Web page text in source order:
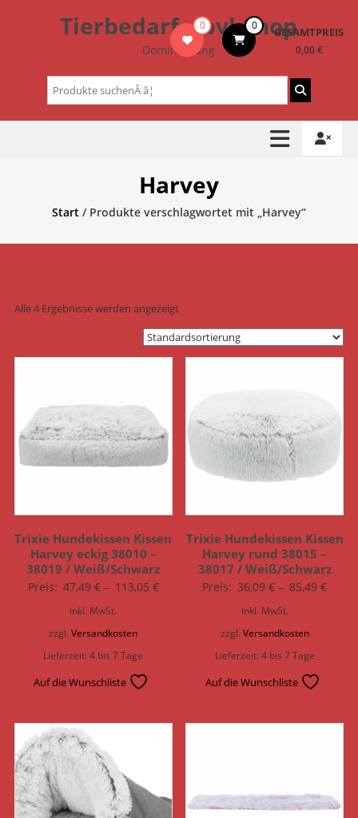
Tierbedarf – bvl-Shop
Dominik Lang
0 0 GESAMTPREIS
0,00 €
Suchen
nach:
Harvey
Start/ Produkte verschlagwortet mit „Harvey“
Alle 4 Ergebnisse werden angezeigt
Trixie Hundekissen Kissen
Harvey eckig 38010 –
38019 / Weiß/Schwarz
Preis: 47,49 €– 113,05 €
inkl. MwSt.
zzgl.Versandkosten
Lieferzeit:4 bis 7 Tage
Auf die Wunschliste
Trixie Hundekissen Kissen
Harvey rund 38015 –
38017 / Weiß/Schwarz
Preis: 36,09€ – 85,49€
inkl. MwSt.
zzgl. Versandkosten
Lieferzeit:4 bis 7 Tage
Auf die Wunschliste